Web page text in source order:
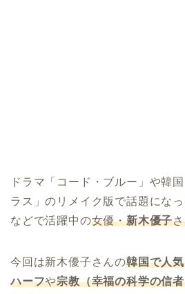
ドラマ「コード・ブルー」や韓
ラス」のリメイク版で話題にな
などで活躍中の女優・新木優子
今回は新木優子さんの韓国で人気
ハーフや宗教（幸福の科学の信